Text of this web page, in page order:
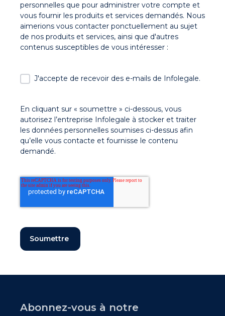
personnelles que pour administrer votre compte et
vous fournir les produits et services demandés. Nous
aimerions vous contacter ponctuellement au sujet
de nos produits et services, ainsi que d'autres
contenus susceptibles de vous intéresser :
J'accepte de recevoir des e-mails de Infolegale.
En cliquant sur « soumettre » ci-dessous, vous
autorisez l’entreprise Infolegale à stocker et traiter
les données personnelles soumises ci-dessus afin
qu’elle vous contacte et fournisse le contenu
demandé.
Abonnez-vous à notre